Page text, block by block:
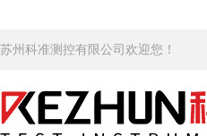
苏州科准测控有限公司欢迎您！